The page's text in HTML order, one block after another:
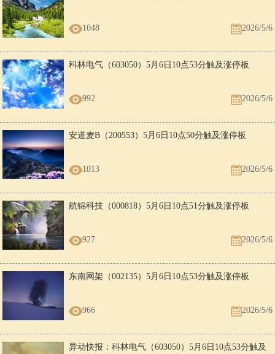
1048 2026/5/6
科林电气（603050）5月6日10点53分触及涨停板
992 2026/5/6
安道麦B（200553）5月6日10点50分触及涨停板
1013 2026/5/6
航锦科技（000818）5月6日10点51分触及涨停板
927 2026/5/6
东南网架（002135）5月6日10点53分触及涨停板
966 2026/5/6
异动快报：科林电气（603050）5月6日10点53分触及